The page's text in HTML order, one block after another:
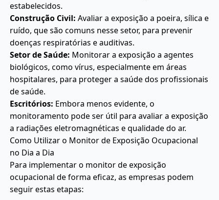
estabelecidos.
Construção Civil: Avaliar a exposição a poeira, sílica e
ruído, que são comuns nesse setor, para prevenir
doenças respiratórias e auditivas.
Setor de Saúde: Monitorar a exposição a agentes
biológicos, como vírus, especialmente em áreas
hospitalares, para proteger a saúde dos profissionais
de saúde.
Escritórios: Embora menos evidente, o
monitoramento pode ser útil para avaliar a exposição
a radiações eletromagnéticas e qualidade do ar.
Como Utilizar o Monitor de Exposição Ocupacional
no Dia a Dia
Para implementar o monitor de exposição
ocupacional de forma eficaz, as empresas podem
seguir estas etapas: